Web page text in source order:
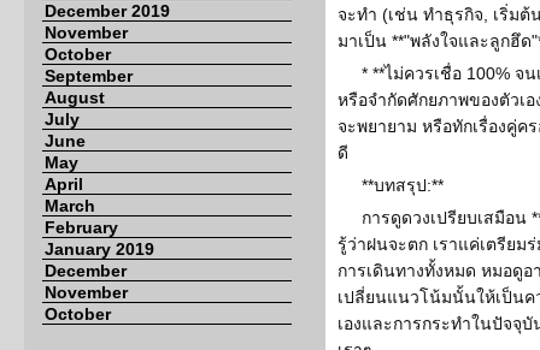
December 2019
November
October
September
August
July
June
May
April
March
February
January 2019
December
November
October
จะทำ (เช่น ทำธุรกิจ, เริ่มต้
มาเป็น **"พลังใจและลูกฮึด
* **ไม่ควรเชื่อ 100% จ
หรือจำกัดศักยภาพของตัวเ
จะพยายาม หรือทักเรื่องคู่ค
ดี
**บทสรุป:**
การดูดวงเปรียบเสมือน
รู้ว่าฝนจะตก เราแค่เตรียม
การเดินทางทั้งหมด หมอดู
เปลี่ยนแนวโน้มนั้นให้เป็นค
เองและการกระทำในปัจจุ